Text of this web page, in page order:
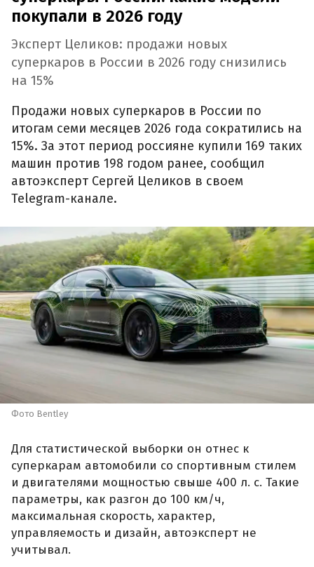
покупали в 2026 году
Эксперт Целиков: продажи новых
суперкаров в России в 2026 году снизились
на 15%
Продажи новых суперкаров в России по
итогам семи месяцев 2026 года сократились на
15%. За этот период россияне купили 169 таких
машин против 198 годом ранее, сообщил
автоэксперт Сергей Целиков в своем
Telegram-канале.
Фото Bentley
Для статистической выборки он отнес к
суперкарам автомобили со спортивным стилем
и двигателями мощностью свыше 400 л. с. Такие
параметры, как разгон до 100 км/ч,
максимальная скорость, характер,
управляемость и дизайн, автоэксперт не
учитывал.